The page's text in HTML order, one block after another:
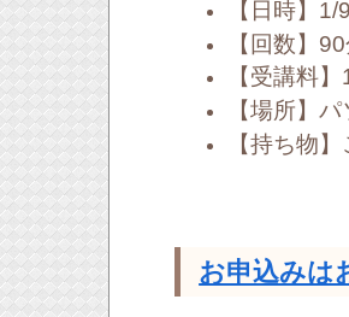
【日時】
【回数】
【受講料
【場所】
【持ち物
お申込みは